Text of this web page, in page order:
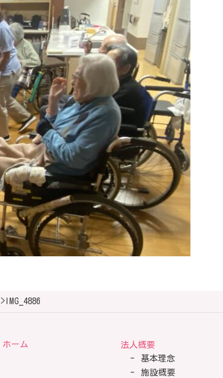
> IMG_4886
ホーム
法人概要
基本理念
施設概要